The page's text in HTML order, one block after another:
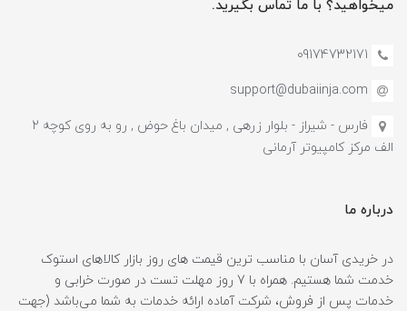
میخواهید؟ با ما تماس بگیرید.
09174732171
support@dubaiinja.com
فارس - شیراز - بلوار زرهی , میدان باغ حوض , رو به روی کوچه 2
الف مرکز کامپیوتر آرمانی
درباره ما
در خریدی آسان با مناسب ترین قیمت های روز بازار کالاهای استوک
خدمت شما هستیم. همراه با 7 روز مهلت تست در صورت خرابی و
خدمات پس از فروش، شرکت آماده ارائه خدمات به شما می‌باشد (جهت